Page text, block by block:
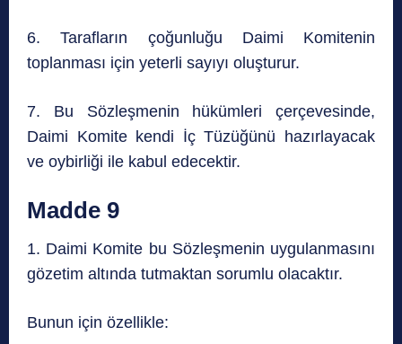
6. Tarafların çoğunluğu Daimi Komitenin
toplanması için yeterli sayıyı oluşturur.
7. Bu Sözleşmenin hükümleri çerçevesinde,
Daimi Komite kendi İç Tüzüğünü hazırlayacak
ve oybirliği ile kabul edecektir.
Madde 9
1. Daimi Komite bu Sözleşmenin uygulanmasını
gözetim altında tutmaktan sorumlu olacaktır.
Bunun için özellikle: